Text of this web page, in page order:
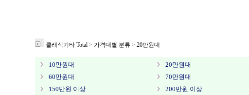
클래식기타 Total > 가격대별 분류 > 20만원대
10만원대 20만원대
60만원대
70만원대
150만원 이상
200만원 이상